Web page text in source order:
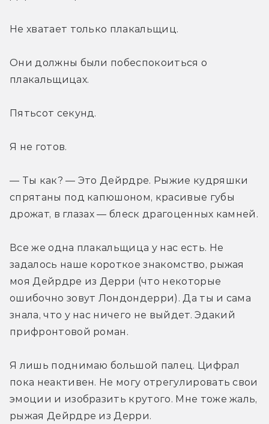
Не хватает только плакальщиц.
Они должны были побеспокоиться о
плакальщицах.
Пятьсот секунд.
Я не готов.
— Ты как? — Это Дейрдре. Рыжие кудряшки
спрятаны под капюшоном, красивые губы
дрожат, в глазах — блеск драгоценных камней.
Все же одна плакальщица у нас есть. Не
задалось наше короткое знакомство, рыжая
моя Дейрдре из Дерри (что некоторые
ошибочно зовут Лондондерри). Да ты и сама
знала, что у нас ничего не выйдет. Эдакий
прифронтовой роман.
Я лишь поднимаю большой палец. Цифрал
пока неактивен. Не могу отрегулировать свои
эмоции и изобразить крутого. Мне тоже жаль,
рыжая Дейрдре из Дерри.